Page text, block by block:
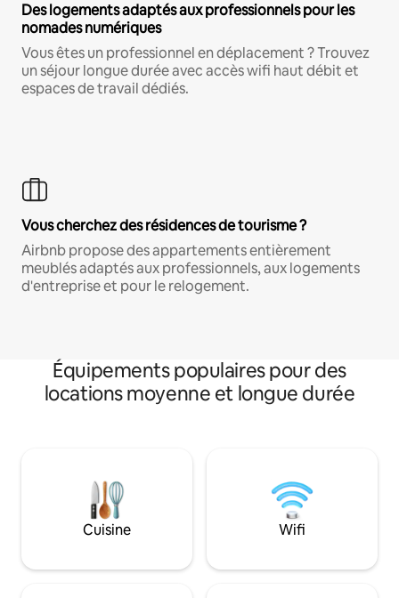
Des logements adaptés aux professionnels pour les
nomades numériques
Vous êtes un professionnel en déplacement ? Trouvez
un séjour longue durée avec accès wifi haut débit et
espaces de travail dédiés.
Vous cherchez des résidences de tourisme ?
Airbnb propose des appartements entièrement
meublés adaptés aux professionnels, aux logements
d'entreprise et pour le relogement.
Équipements populaires pour des
locations moyenne et longue durée
Cuisine Wifi